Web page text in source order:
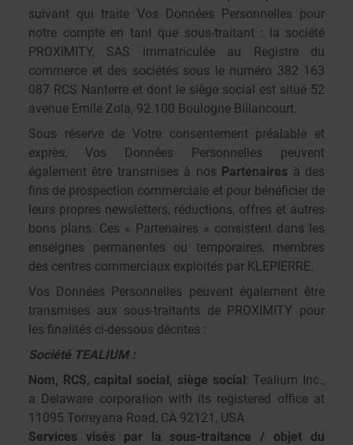
suivant qui traite Vos Données Personnelles pour
notre compte en tant que sous-traitant : la société
PROXIMITY, SAS immatriculée au Registre du
commerce et des sociétés sous le numéro 382 163
087 RCS Nanterre et dont le siège social est situé 52
avenue Emile Zola, 92 100 Boulogne Billancourt.
Sous réserve de Votre consentement préalable et
exprès, Vos Données Personnelles peuvent
également être transmises à nos Partenaires à des
fins de prospection commerciale et pour bénéficier de
leurs propres newsletters, réductions, offres et autres
bons plans. Ces « Partenaires » consistent dans les
enseignes permanentes ou temporaires, membres
des centres commerciaux exploités par KLEPIERRE.
Vos Données Personnelles peuvent également être
transmises aux sous-traitants de PROXIMITY pour
les finalités ci-dessous décrites :
Société TEALIUM :
Nom, RCS, capital social, siège social: Tealium Inc.,
a Delaware corporation with its registered office at
11095 Torreyana Road, CA 92121, USA
Services visés par la sous-traitance / objet du